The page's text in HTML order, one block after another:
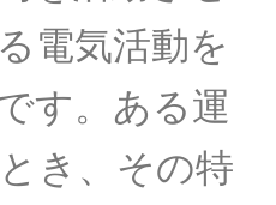
電気活動を
す。ある運
き、その特